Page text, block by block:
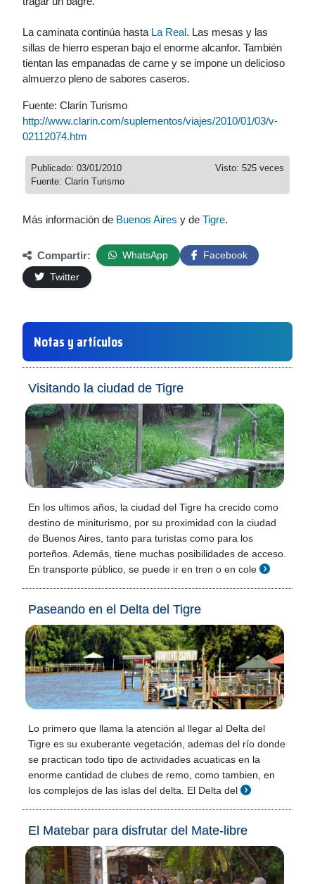
La caminata continúa hasta La Real. Las mesas y las
sillas de hierro esperan bajo el enorme alcanfor. También
tientan las empanadas de carne y se impone un delicioso
almuerzo pleno de sabores caseros.
Fuente: Clarín Turismo
http://www.clarin.com/suplementos/viajes/2010/01/03/v-
02112074.htm
Visto: 525 veces
Publicado: 03/01/2010
Fuente: Clarín Turismo
Más información de Buenos Aires y de Tigre.
Compartir: WhatsApp
Facebook
Twitter
Notas y artículos
Visitando la ciudad de Tigre
En los ultimos años, la ciudad del Tigre ha crecido como
destino de miniturismo, por su proximidad con la ciudad
de Buenos Aires, tanto para turistas como para los
porteños. Además, tiene muchas posibilidades de acceso.
En transporte público, se puede ir en tren o en cole
Paseando en el Delta del Tigre
Lo primero que llama la atención al llegar al Delta del
Tigre es su exuberante vegetación, ademas del río donde
se practican todo tipo de actividades acuaticas en la
enorme cantidad de clubes de remo, como tambien, en
los complejos de las islas del delta. El Delta del
El Matebar para disfrutar del Mate-libre